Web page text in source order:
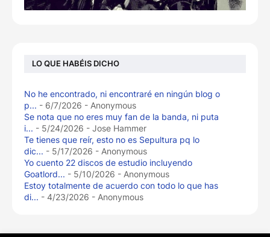
LO QUE HABÉIS DICHO
No he encontrado, ni encontraré en ningún blog o
p... - 6/7/2026 - Anonymous
Se nota que no eres muy fan de la banda, ni puta
i... - 5/24/2026 - Jose Hammer
Te tienes que reír, esto no es Sepultura pq lo
dic... - 5/17/2026 - Anonymous
Yo cuento 22 discos de estudio incluyendo
Goatlord... - 5/10/2026 - Anonymous
Estoy totalmente de acuerdo con todo lo que has
di... - 4/23/2026 - Anonymous